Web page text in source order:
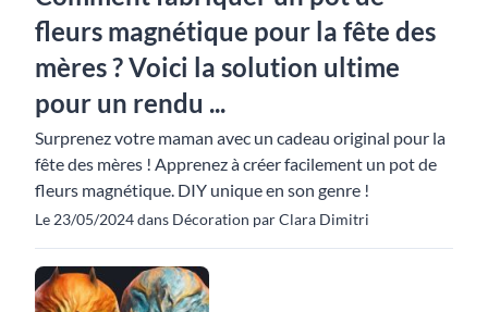
fleurs magnétique pour la fête des
mères ? Voici la solution ultime
pour un rendu ...
Surprenez votre maman avec un cadeau original pour la
fête des mères ! Apprenez à créer facilement un pot de
fleurs magnétique. DIY unique en son genre !
Le 23/05/2024 dans Décoration par Clara Dimitri